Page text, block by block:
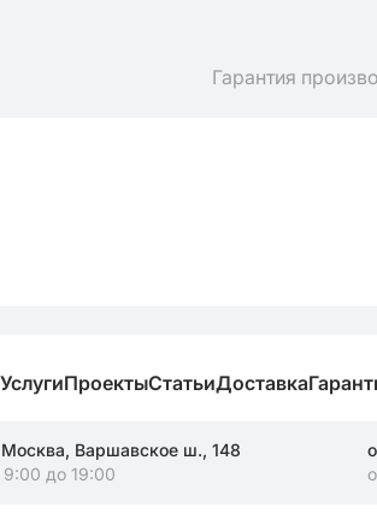
Гарантия
УслугиПроектыСтатьиДоставка
Москва, Варшавское ш., 148
9:00 до 19:00